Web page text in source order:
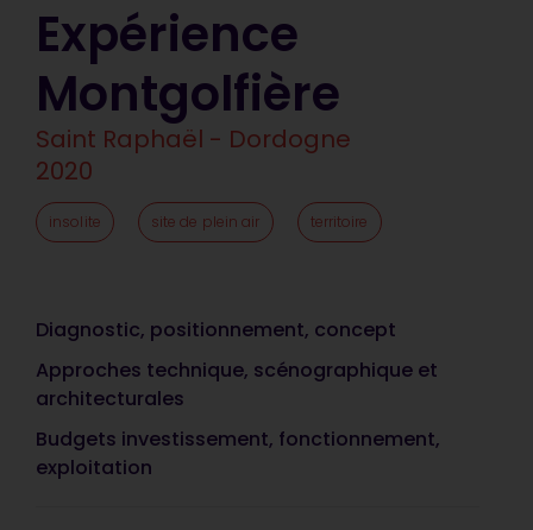
Expérience
Montgolfière
Saint Raphaël - Dordogne
2020
insolite site de plein air territoire
Diagnostic, positionnement, concept
Approches technique, scénographique et
architecturales
Budgets investissement, fonctionnement,
exploitation